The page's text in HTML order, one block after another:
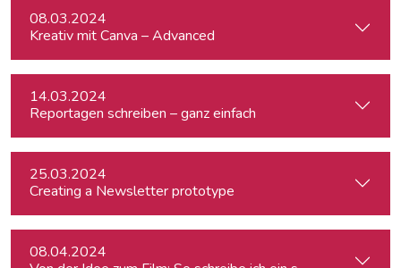
08.03.2024
Kreativ mit Canva – Advanced
14.03.2024
Reportagen schreiben – ganz einfach
25.03.2024
Creating a Newsletter prototype
08.04.2024